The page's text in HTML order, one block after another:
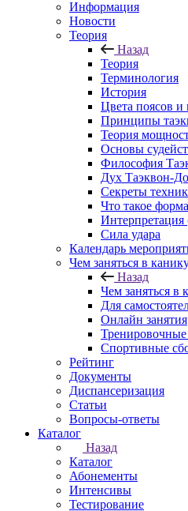
Информация
Новости
Теория
Назад
Теория
Терминология
История
Цвета поясов и
Принципы
Теория
Основы
Философия
Дух Таэквон-До
Секреты
Что такое
Интерпретация
Сила удара
Календарь
Чем заняться в
Назад
Чем заняться в
Для
Онлайн занятия
Спортивные
Рейтинг
Документы
Диспансеризация
Статьи
Вопросы-ответы
Каталог
Назад
Каталог
Абонементы
Интенсивы
Тестирование